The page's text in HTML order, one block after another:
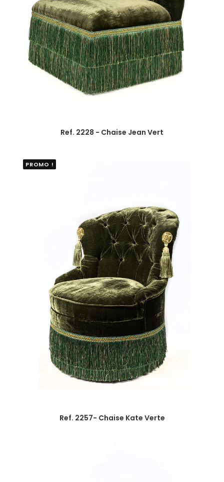
Ref. 2228 - Chaise Jean Vert
PROMO !
Ref. 2257- Chaise Kate Verte